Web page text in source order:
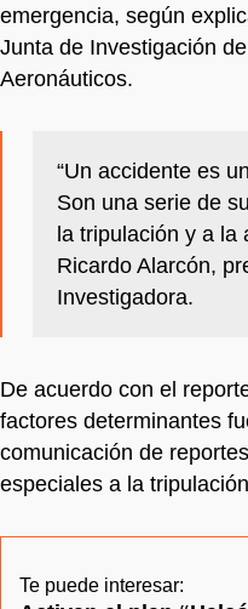
emergencia, según
Junta de Investigación
Aeronáuticos.
“Un accidente es
Son una serie de
la tripulación y a la
Ricardo Alarcón,
Investigadora.
De acuerdo con el
factores determinantes
comunicación de
especiales a la
Te puede interesar: